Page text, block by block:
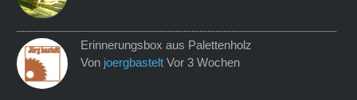
Erinnerungsbox aus Palettenholz
Von joergbastelt Vor 3 Wochen